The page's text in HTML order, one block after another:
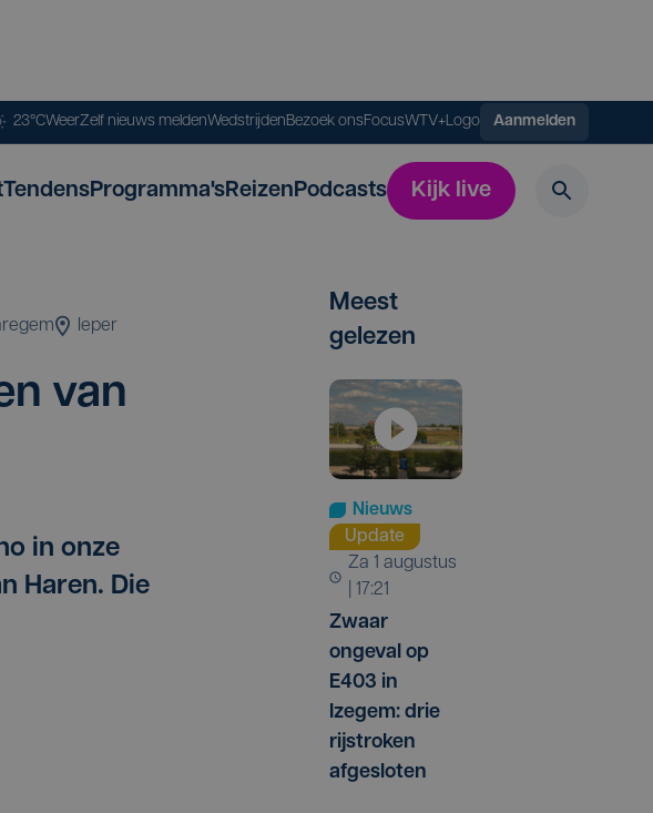
23°CWeerZelf nieuws meldenWedstrijdenBezoek onsFocusWTV+Logo Aanmelden
TendensProgramma'sReizenPodcasts Kijk live
Ieper
van
in onze
Haren. Die
Meest
gelezen
Nieuws
Update
za 1 augustus
| 17:21
Zwaar
ongeval op
E403 in
Izegem: drie
rijstroken
afgesloten